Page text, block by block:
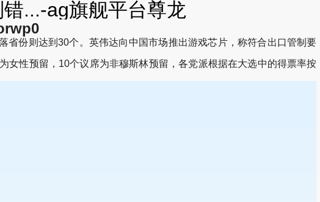
...-ag旗舰平台尊龙
份则达到30个。英伟达向中国市场推出游戏芯片，称符合出口管制要
性预留，10个议席为非穆斯林预留，各党派根据在大选中的得票率按